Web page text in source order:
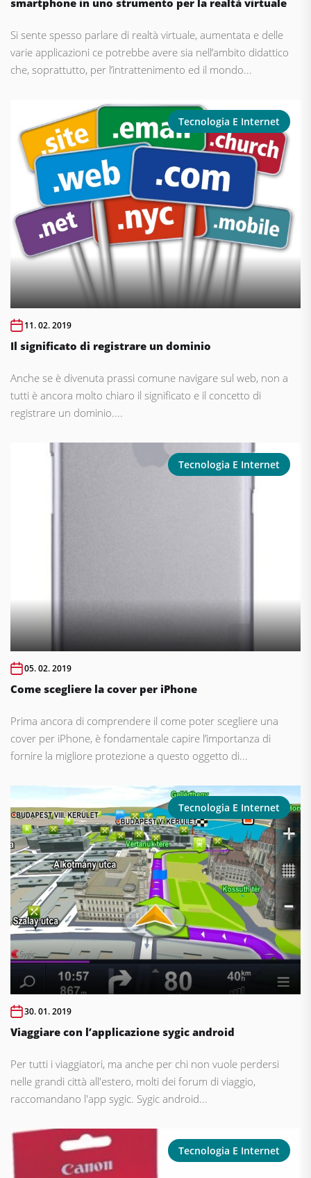
smartphone in uno strumento per la realtà virtuale
Si sente spesso parlare di realtà virtuale, aumentata e delle
varie applicazioni ce potrebbe avere sia nell’ambito didattico
che, soprattutto, per l’intrattenimento ed il mondo...
Tecnologia E Internet
11. 02. 2019
Il significato di registrare un dominio
Anche se è divenuta prassi comune navigare sul web, non a
tutti è ancora molto chiaro il significato e il concetto di
registrare un dominio....
Tecnologia E Internet
05. 02. 2019
Come scegliere la cover per iPhone
Prima ancora di comprendere il come poter scegliere una
cover per iPhone, è fondamentale capire l’importanza di
fornire la migliore protezione a questo oggetto di...
Tecnologia E Internet
30. 01. 2019
Viaggiare con l’applicazione sygic android
Per tutti i viaggiatori, ma anche per chi non vuole perdersi
nelle grandi città all'estero, molti dei forum di viaggio,
raccomandano l'app sygic. Sygic android...
Tecnologia E Internet